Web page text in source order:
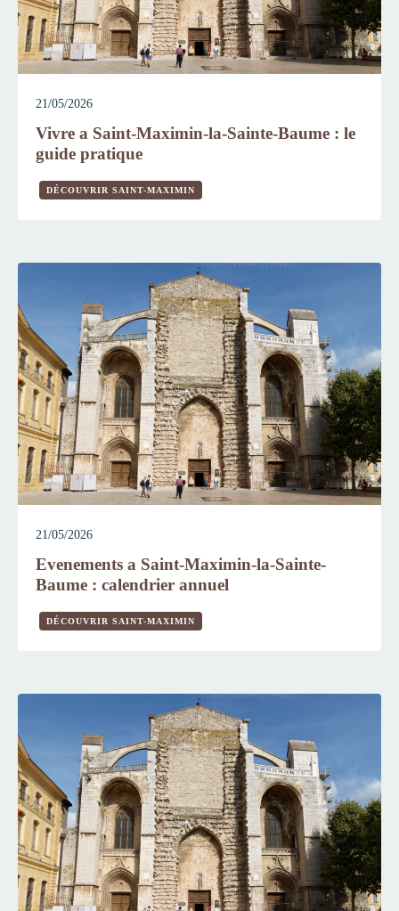
21/05/2026
Vivre a Saint-Maximin-la-Sainte-Baume : le
guide pratique
DÉCOUVRIR SAINT-MAXIMIN
21/05/2026
Evenements a Saint-Maximin-la-Sainte-
Baume : calendrier annuel
DÉCOUVRIR SAINT-MAXIMIN